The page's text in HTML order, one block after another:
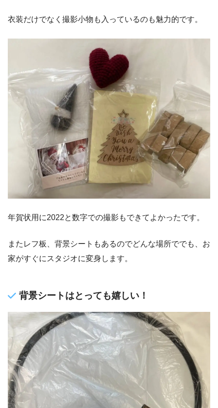
衣装だけでなく撮影小物も入っているのも魅力的です。
年賀状用に2022と数字での撮影もできてよかったです。
またレフ板、背景シートもあるのでどんな場所ででも、お
家がすぐにスタジオに変身します。
背景シートはとっても嬉しい！